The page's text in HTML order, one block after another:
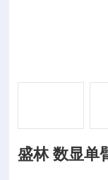
盛林 数显单